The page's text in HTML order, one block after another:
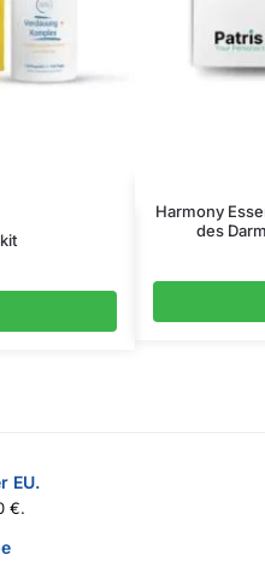
Harmony
des
EU.
€.